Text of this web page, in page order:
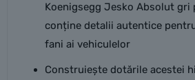
Koenigsegg Jesko Absolut gri
conține detalii autentice
fani ai vehiculelor
Construiește dotările acestei